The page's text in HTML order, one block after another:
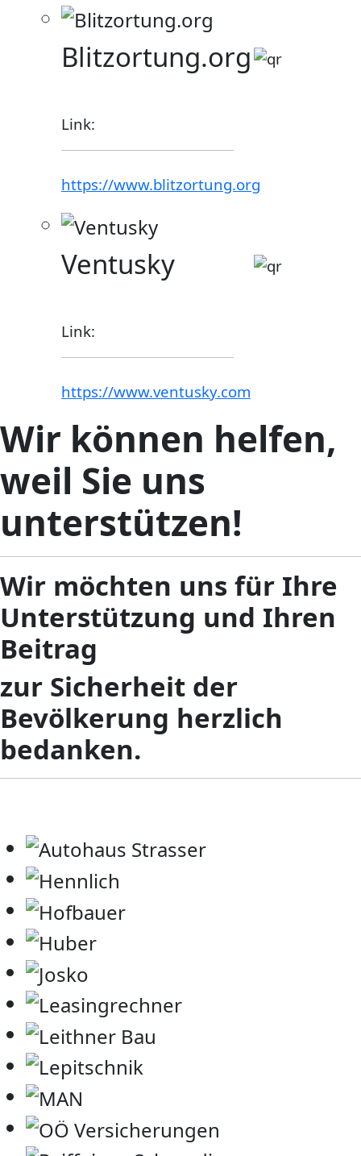
Blitzortung.org
Link:
https://www.blitzortung.org
Ventusky
Link:
https://www.ventusky.com
Wir können helfen,
weil Sie uns
unterstützen!
Wir möchten uns für Ihre
Unterstützung und Ihren
Beitrag
zur Sicherheit der
Bevölkerung herzlich
bedanken.